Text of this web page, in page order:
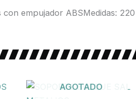
empujador ABSMedidas: 220
AGOTADO